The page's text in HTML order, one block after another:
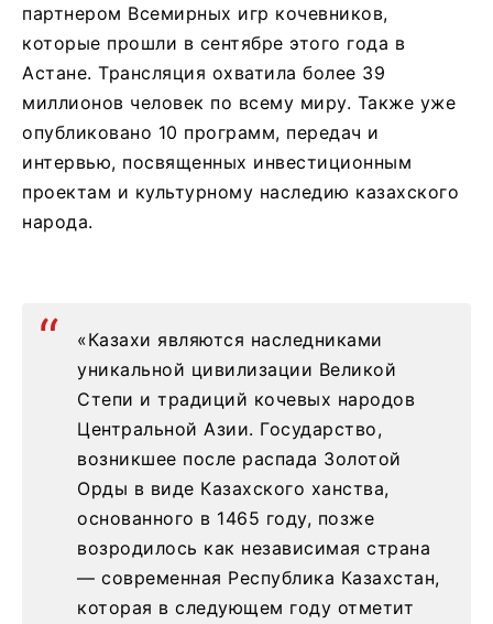
партнером Всемирных игр кочевников,
которые прошли в сентябре этого года в
Астане. Трансляция охватила более 39
миллионов человек по всему миру. Также уже
опубликовано 10 программ, передач и
интервью, посвященных инвестиционным
проектам и культурному наследию казахского
народа.
«Казахи являются наследниками
уникальной цивилизации Великой
Степи и традиций кочевых народов
Центральной Азии. Государство,
возникшее после распада Золотой
Орды в виде Казахского ханства,
основанного в 1465 году, позже
возродилось как независимая страна
— современная Республика Казахстан,
которая в следующем году отметит